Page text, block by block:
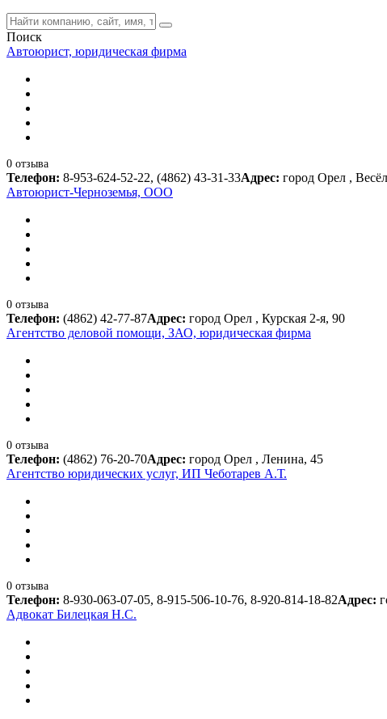
Поиск
Автоюрист, юридическая фирма
0 отзыва
Телефон: 8-953-624-52-22, (4862) 43-31-33Адрес: город Орел ,
Автоюрист-Черноземья, ООО
0 отзыва
Телефон: (4862) 42-77-87Адрес: город Орел , Курская 2-я, 90
Агентство деловой помощи, ЗАО, юридическая фирма
0 отзыва
Телефон: (4862) 76-20-70Адрес: город Орел , Ленина, 45
Агентство юридических услуг, ИП Чеботарев А.Т.
0 отзыва
Телефон: 8-930-063-07-05, 8-915-506-10-76, 8-920-814-18-82Адрес:
Адвокат Билецкая Н.С.